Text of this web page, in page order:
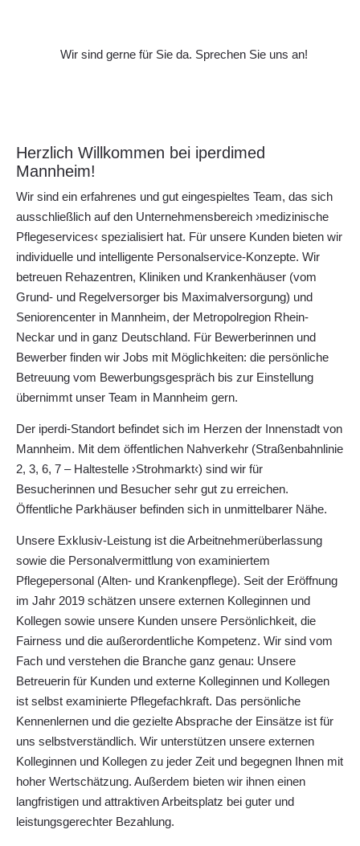
Wir sind gerne für Sie da. Sprechen Sie uns an!
Herzlich Willkommen bei iperdimed
Mannheim!
Wir sind ein erfahrenes und gut eingespieltes Team, das sich
ausschließlich auf den Unternehmensbereich ›medizinische
Pflegeservices‹ spezialisiert hat. Für unsere Kunden bieten wir
individuelle und intelligente Personalservice-Konzepte. Wir
betreuen Rehazentren, Kliniken und Krankenhäuser (vom
Grund- und Regelversorger bis Maximalversorgung) und
Seniorencenter in Mannheim, der Metropolregion Rhein-
Neckar und in ganz Deutschland. Für Bewerberinnen und
Bewerber finden wir Jobs mit Möglichkeiten: die persönliche
Betreuung vom Bewerbungsgespräch bis zur Einstellung
übernimmt unser Team in Mannheim gern.
Der iperdi-Standort befindet sich im Herzen der Innenstadt von
Mannheim. Mit dem öffentlichen Nahverkehr (Straßenbahnlinie
2, 3, 6, 7 – Haltestelle ›Strohmarkt‹) sind wir für
Besucherinnen und Besucher sehr gut zu erreichen.
Öffentliche Parkhäuser befinden sich in unmittelbarer Nähe.
Unsere Exklusiv-Leistung ist die Arbeitnehmerüberlassung
sowie die Personalvermittlung von examiniertem
Pflegepersonal (Alten- und Krankenpflege). Seit der Eröffnung
im Jahr 2019 schätzen unsere externen Kolleginnen und
Kollegen sowie unsere Kunden unsere Persönlichkeit, die
Fairness und die außerordentliche Kompetenz. Wir sind vom
Fach und verstehen die Branche ganz genau: Unsere
Betreuerin für Kunden und externe Kolleginnen und Kollegen
ist selbst examinierte Pflegefachkraft. Das persönliche
Kennenlernen und die gezielte Absprache der Einsätze ist für
uns selbstverständlich. Wir unterstützen unsere externen
Kolleginnen und Kollegen zu jeder Zeit und begegnen Ihnen mit
hoher Wertschätzung. Außerdem bieten wir ihnen einen
langfristigen und attraktiven Arbeitsplatz bei guter und
leistungsgerechter Bezahlung.